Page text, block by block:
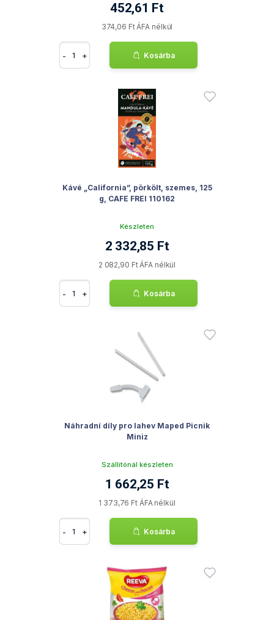
452,61 Ft
374,06 Ft ÁFA nélkül
- + Kosárba
Kávé „California”, pörkölt, szemes, 125
g, CAFE FREI 110162
Készleten
2 332,85 Ft
2 082,90 Ft ÁFA nélkül
- + Kosárba
Náhradní díly pro lahev Maped Picnik
Miniz
Szállítónál készleten
1 662,25 Ft
1 373,76 Ft ÁFA nélkül
- + Kosárba